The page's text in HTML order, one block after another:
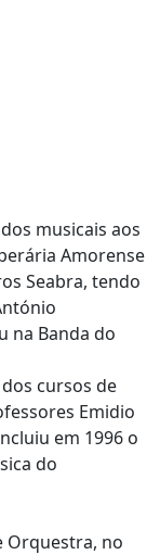
musicais aos
Amorense
Seabra, tendo
na Banda do
cursos de
Emidio
em 1996 o
do
Orquestra, no